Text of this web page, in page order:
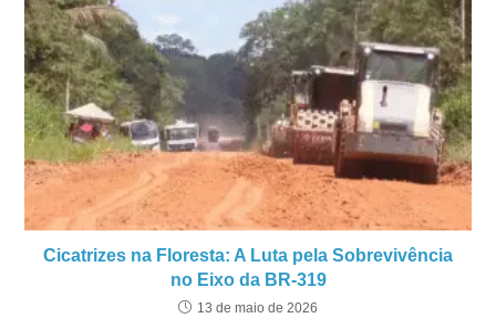
Cicatrizes na Floresta: A Luta pela Sobrevivência
no Eixo da BR-319
13 de maio de 2026